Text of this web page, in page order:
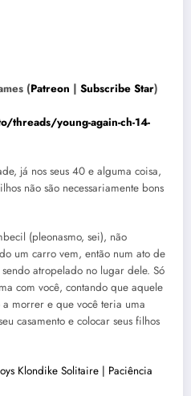
(Patreon | Subscribe Star)
threads/young-again-ch-14-
já nos seus 40 e alguma coisa,
não são necessariamente bons
(pleonasmo, sei), não
um carro vem, então num ato de
atropelado no lugar dele. Só
com você, contando que aquele
morrer e que você teria uma
casamento e colocar seus filhos
Klondike Solitaire | Paciência